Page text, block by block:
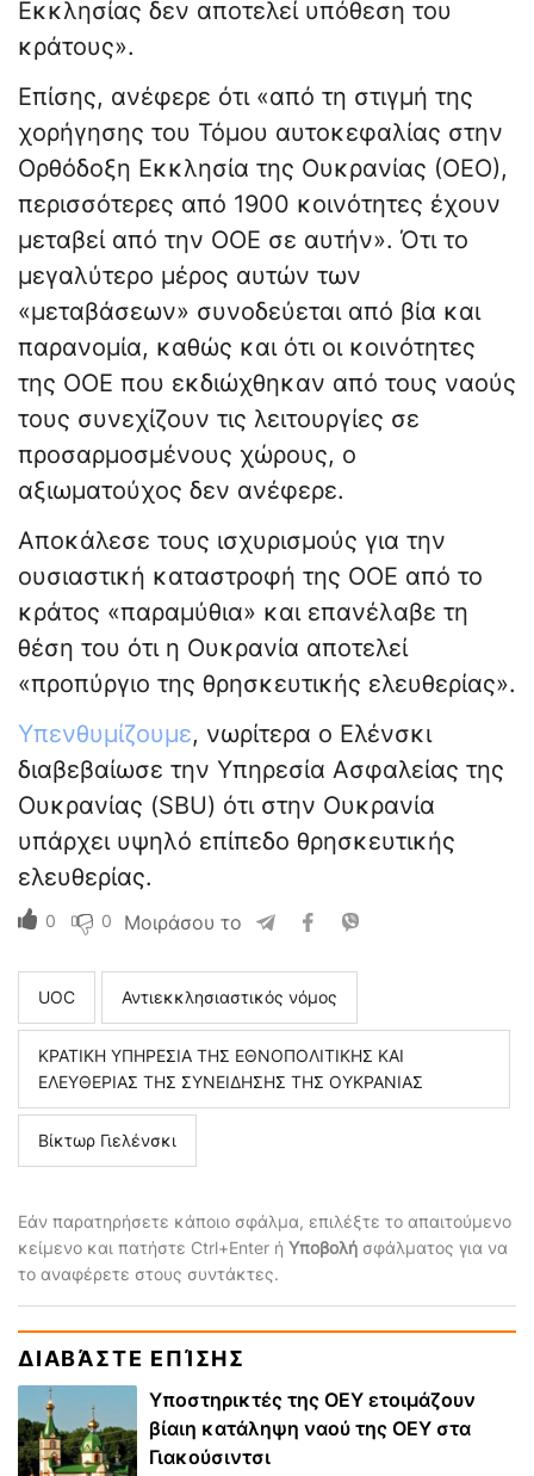
Εκκλησίας δεν αποτελεί υπόθεση του
κράτους».
Επίσης, ανέφερε ότι «από τη στιγμή της
χορήγησης του Τόμου αυτοκεφαλίας στην
Ορθόδοξη Εκκλησία της Ουκρανίας (ΟΕΟ),
περισσότερες από 1900 κοινότητες έχουν
μεταβεί από την ΟΟΕ σε αυτήν». Ότι το
μεγαλύτερο μέρος αυτών των
«μεταβάσεων» συνοδεύεται από βία και
παρανομία, καθώς και ότι οι κοινότητες
της ΟΟΕ που εκδιώχθηκαν από τους ναούς
τους συνεχίζουν τις λειτουργίες σε
προσαρμοσμένους χώρους, ο
αξιωματούχος δεν ανέφερε.
Αποκάλεσε τους ισχυρισμούς για την
ουσιαστική καταστροφή της ΟΟΕ από το
κράτος «παραμύθια» και επανέλαβε τη
θέση του ότι η Ουκρανία αποτελεί
«προπύργιο της θρησκευτικής ελευθερίας».
Υπενθυμίζουμε, νωρίτερα ο Ελένσκι
διαβεβαίωσε την Υπηρεσία Ασφαλείας της
Ουκρανίας (SBU) ότι στην Ουκρανία
υπάρχει υψηλό επίπεδο θρησκευτικής
ελευθερίας.
0 0 Μοιράσου το
UOC Αντιεκκλησιαστικός νόμος
ΚΡΑΤΙΚΗ ΥΠΗΡΕΣΙΑ ΤΗΣ ΕΘΝΟΠΟΛΙΤΙΚΗΣ ΚΑΙ
ΕΛΕΥΘΕΡΙΑΣ ΤΗΣ ΣΥΝΕΙΔΗΣΗΣ ΤΗΣ ΟΥΚΡΑΝΙΑΣ
Βίκτωρ Γιελένσκι
Εάν παρατηρήσετε κάποιο σφάλμα, επιλέξτε το απαιτούμενο
κείμενο και πατήστε Ctrl+Enter ή Υποβολή σφάλματος για να
το αναφέρετε στους συντάκτες.
ΔΙΑΒΆΣΤΕ ΕΠΊΣΗΣ
Υποστηρικτές της ΟΕΥ ετοιμάζουν
βίαιη κατάληψη ναού της ΟΕΥ στα
Γιακούσιντσι